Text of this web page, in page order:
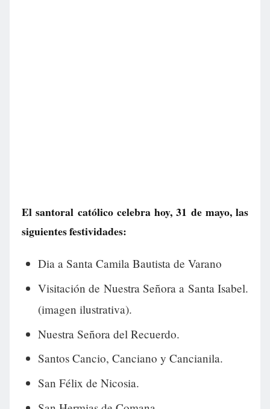
El santoral católico celebra hoy, 31 de mayo, las
siguientes festividades:
Dia a Santa Camila Bautista de Varano
Visitación de Nuestra Señora a Santa Isabel.
(imagen ilustrativa).
Nuestra Señora del Recuerdo.
Santos Cancio, Canciano y Cancianila.
San Félix de Nicosia.